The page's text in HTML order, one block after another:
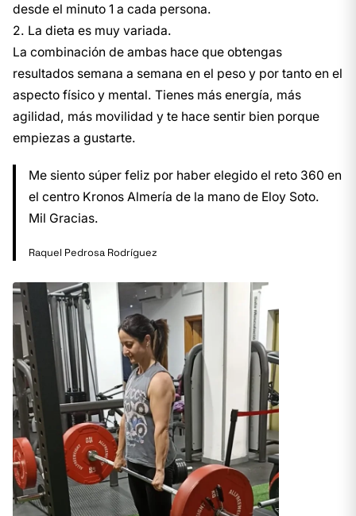
desde el minuto 1 a cada persona.
2. La dieta es muy variada.
La combinación de ambas hace que obtengas
resultados semana a semana en el peso y por tanto en el
aspecto físico y mental. Tienes más energía, más
agilidad, más movilidad y te hace sentir bien porque
empiezas a gustarte.
Me siento súper feliz por haber elegido el reto 360 en
el centro Kronos Almería de la mano de Eloy Soto.
Mil Gracias.
Raquel Pedrosa Rodríguez